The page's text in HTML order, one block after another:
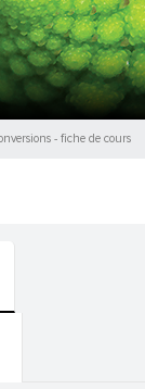
- fiche de cours